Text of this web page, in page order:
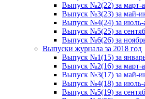
Выпуск №2(22) за март-
Выпуск №3(23) за май-
Выпуск №4(24) за июль-
Выпуск №5(25) за
Выпуск №6(26) за
Выпуски журнала за 2018 год
Выпуск №1(15) за
Выпуск №2(16) за март-
Выпуск №3(17) за май-
Выпуск №4(18) за июль-
Выпуск №5(19) за